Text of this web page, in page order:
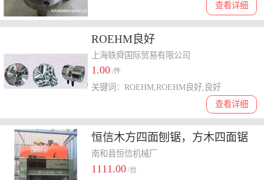
查看详细
ROEHM良好
上海轶舜国际贸易有限公司
1.00 /件
查看详细
关键词：ROEHM,ROEHM良好,良好
恒信木方四面刨锯，方木四面锯
发往银川兴庆区实拍图
南和县恒信机械厂
1111.00 /台